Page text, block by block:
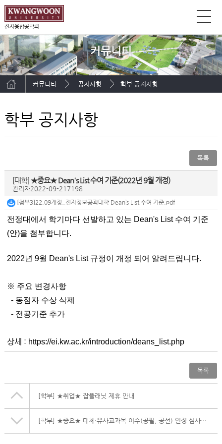
전자융합공학과
커뮤니티
커뮤니티 공지사항 학부 공지사항
학부 공지사항
목록
[대학] ★중요★ Dean's List 수여 기준(2022년 9월 개정)
관리자2022-09-21 7198
[첨부3]22.09개정_전자정보공과대학 Dean’s List 수여 기준.pdf
전정대에서 학기마다 선발하고 있는 Dean's List 수여 기준
(안)을 첨부합니다.
2022년 9월 Dean's List 규정이 개정 되어 알려드립니다.
※ 주요 변경사항
- 동점자 수상 삭제
- 전공기준 추가
상세 : https://ei.kw.ac.kr/introduction/deans_list.php
목록
[학부] ★취업★ 잡플래닛 제휴 안내
[학부] ★중요★ 대체·유사교과목 이수(공필, 공선) 인정 심사 안내